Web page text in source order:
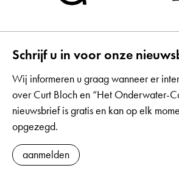
Schrijf u in voor onze
Wij informeren u graag wanneer er
over Curt Bloch en “Het Onderwater-
nieuwsbrief is gratis en kan op elk
opgezegd.
aanmelden